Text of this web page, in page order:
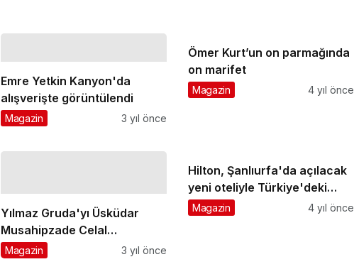
Emre Yetkin Kanyon'da
alışverişte görüntülendi
Magazin 3 yıl önce
Ömer Kurt’un on parmağında
on marifet
Magazin 4 yıl önce
Yılmaz Gruda'yı Üsküdar
Musahipzade Celal
Sahnesi'nden uğurluyoruz
Magazin 3 yıl önce
Hilton, Şanlıurfa'da açılacak
yeni oteliyle Türkiye'deki
büyümesini sürdürüyor
Magazin 4 yıl önce